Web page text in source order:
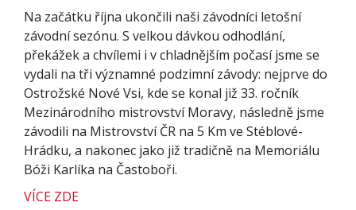
Na začátku října ukončili naši závodníci letošní
závodní sezónu. S velkou dávkou odhodlání,
překážek a chvílemi i v chladnějším počasí jsme se
vydali na tři významné podzimní závody: nejprve do
Ostrožské Nové Vsi, kde se konal již 33. ročník
Mezinárodního mistrovství Moravy, následně jsme
závodili na Mistrovství ČR na 5 Km ve Stéblové-
Hrádku, a nakonec jako již tradičně na Memoriálu
Bóži Karlíka na Častoboři.
VÍCE ZDE